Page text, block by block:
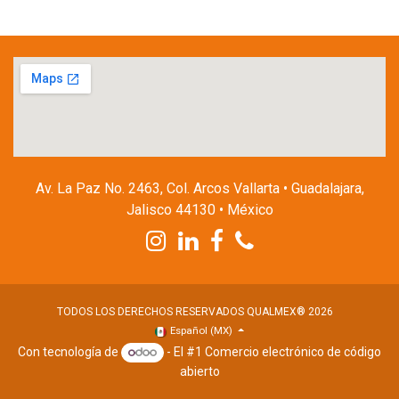
Av. La Paz No. 2463, Col. Arcos Vallarta • Guadalajara,
Jalisco 44130 • México
TODOS LOS DERECHOS RESERVADOS QUALMEX® 2026
Español (MX)
Con tecnología de - El #1Comercio electrónico de código
abierto